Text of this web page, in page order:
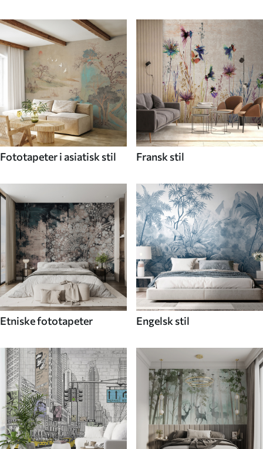
Fototapeter i asiatisk stil Fransk stil
Etniske fototapeter Engelsk stil